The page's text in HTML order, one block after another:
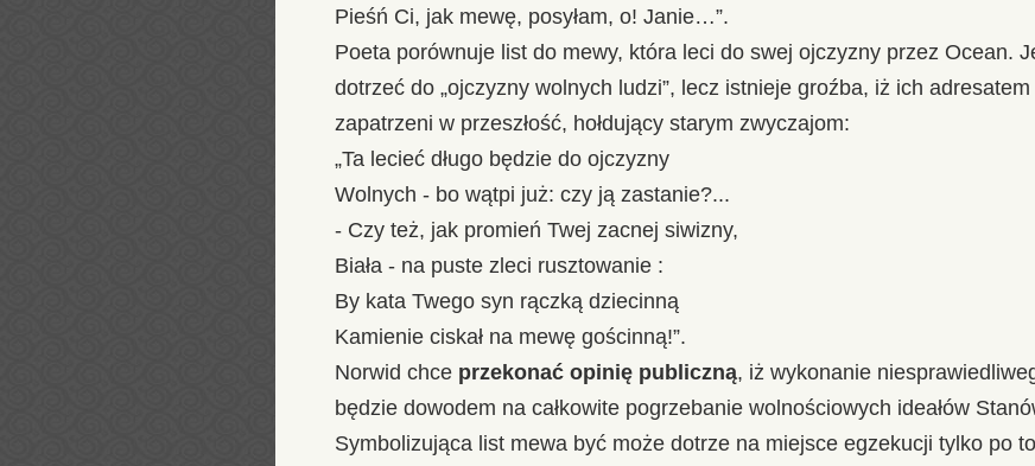
Pieśń Ci, jak mewę, posyłam, o! Janie…”.
Poeta porównuje list do mewy, która leci do swej ojczyzny przez Ocean.
dotrzeć do „ojczyzny wolnych ludzi”, lecz istnieje groźba, iż ich
zapatrzeni w przeszłość, hołdujący starym zwyczajom:
„Ta lecieć długo będzie do ojczyzny
Wolnych - bo wątpi już: czy ją zastanie?...
- Czy też, jak promień Twej zacnej siwizny,
Biała - na puste zleci rusztowanie :
By kata Twego syn rączką dziecinną
Kamienie ciskał na mewę gościnną!”.
Norwid chce przekonać opinię publiczną, iż wykonanie
będzie dowodem na całkowite pogrzebanie wolnościowych ideałów
Symbolizująca list mewa być może dotrze na miejsce egzekucji tylko po